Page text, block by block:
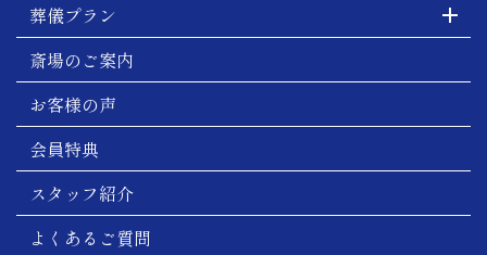
葬儀プラン
斎場のご案内
お客様の声
会員特典
スタッフ紹介
よくあるご質問